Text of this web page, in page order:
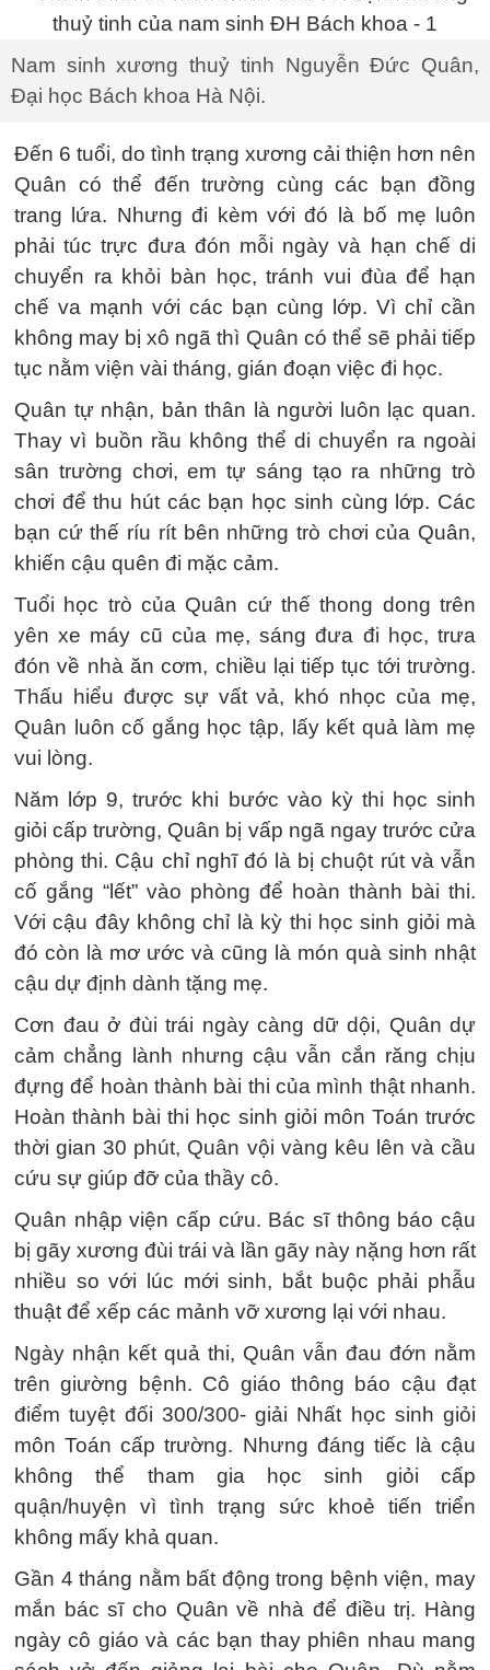
Nam sinh xương thuỷ tinh Nguyễn Đức Quân,
Đại học Bách khoa Hà Nội.
Đến 6 tuổi, do tình trạng xương cải thiện hơn nên
Quân có thể đến trường cùng các bạn đồng
trang lứa. Nhưng đi kèm với đó là bố mẹ luôn
phải túc trực đưa đón mỗi ngày và hạn chế di
chuyển ra khỏi bàn học, tránh vui đùa để hạn
chế va mạnh với các bạn cùng lớp. Vì chỉ cần
không may bị xô ngã thì Quân có thể sẽ phải tiếp
tục nằm viện vài tháng, gián đoạn việc đi học.
Quân tự nhận, bản thân là người luôn lạc quan.
Thay vì buồn rầu không thể di chuyển ra ngoài
sân trường chơi, em tự sáng tạo ra những trò
chơi để thu hút các bạn học sinh cùng lớp. Các
bạn cứ thế ríu rít bên những trò chơi của Quân,
khiến cậu quên đi mặc cảm.
Tuổi học trò của Quân cứ thế thong dong trên
yên xe máy cũ của mẹ, sáng đưa đi học, trưa
đón về nhà ăn cơm, chiều lại tiếp tục tới trường.
Thấu hiểu được sự vất vả, khó nhọc của mẹ,
Quân luôn cố gắng học tập, lấy kết quả làm mẹ
vui lòng.
Năm lớp 9, trước khi bước vào kỳ thi học sinh
giỏi cấp trường, Quân bị vấp ngã ngay trước cửa
phòng thi. Cậu chỉ nghĩ đó là bị chuột rút và vẫn
cố gắng “lết” vào phòng để hoàn thành bài thi.
Với cậu đây không chỉ là kỳ thi học sinh giỏi mà
đó còn là mơ ước và cũng là món quà sinh nhật
cậu dự định dành tặng mẹ.
Cơn đau ở đùi trái ngày càng dữ dội, Quân dự
cảm chẳng lành nhưng cậu vẫn cắn răng chịu
đựng để hoàn thành bài thi của mình thật nhanh.
Hoàn thành bài thi học sinh giỏi môn Toán trước
thời gian 30 phút, Quân vội vàng kêu lên và cầu
cứu sự giúp đỡ của thầy cô.
Quân nhập viện cấp cứu. Bác sĩ thông báo cậu
bị gãy xương đùi trái và lần gãy này nặng hơn rất
nhiều so với lúc mới sinh, bắt buộc phải phẫu
thuật để xếp các mảnh vỡ xương lại với nhau.
Ngày nhận kết quả thi, Quân vẫn đau đớn nằm
trên giường bệnh. Cô giáo thông báo cậu đạt
điểm tuyệt đối 300/300- giải Nhất học sinh giỏi
môn Toán cấp trường. Nhưng đáng tiếc là cậu
không thể tham gia học sinh giỏi cấp
quận/huyện vì tình trạng sức khoẻ tiến triển
không mấy khả quan.
Gần 4 tháng nằm bất động trong bệnh viện, may
mắn bác sĩ cho Quân về nhà để điều trị. Hàng
ngày cô giáo và các bạn thay phiên nhau mang